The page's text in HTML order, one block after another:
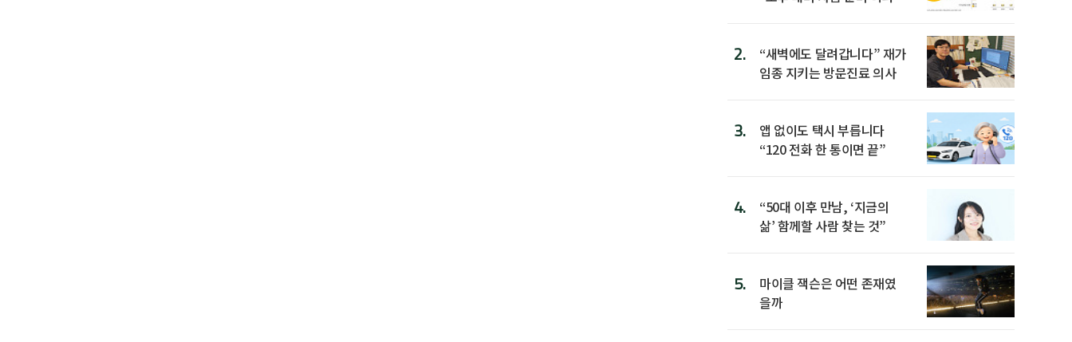
2.
“새벽에도 달려갑니다” 재가
임종 지키는 방문진료 의사
3.
앱 없이도 택시 부릅니다
“120 전화 한 통이면 끝”
4.
“50대 이후 만남, ‘지금의
삶’ 함께할 사람 찾는 것”
5.
마이클 잭슨은 어떤 존재였
을까